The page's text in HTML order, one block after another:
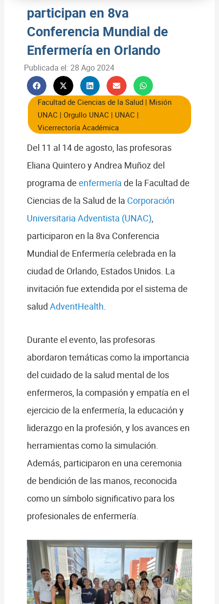
participan en 8va
Conferencia Mundial de
Enfermería en Orlando
Publicada el: 28 Ago 2024
Facultad de Ciencias de la Salud| Misión
UNAC | Orgullo UNAC | UNAC |
Vicerrectoría Académica
Del 11 al 14 de agosto, las profesoras
Eliana Quintero y Andrea Muñoz del
programa de enfermería de la Facultad de
Ciencias de la Salud de la Corporación
Universitaria Adventista (UNAC),
participaron en la 8va Conferencia
Mundial de Enfermería celebrada en la
ciudad de Orlando, Estados Unidos. La
invitación fue extendida por el sistema de
salud AdventHealth.
Durante el evento, las profesoras
abordaron temáticas como la importancia
del cuidado de la salud mental de los
enfermeros, la compasión y empatía en el
ejercicio de la enfermería, la educación y
liderazgo en la profesión, y los avances en
herramientas como la simulación.
Además, participaron en una ceremonia
de bendición de las manos, reconocida
como un símbolo significativo para los
profesionales de enfermería.